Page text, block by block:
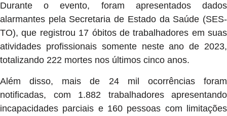
Durante o evento, foram apresentados dados
alarmantes pela Secretaria de Estado da Saúde (SES-
TO), que registrou 17 óbitos de trabalhadores em suas
atividades profissionais somente neste ano de 2023,
totalizando 222 mortes nos últimos cinco anos.
Além disso, mais de 24 mil ocorrências foram
notificadas, com 1.882 trabalhadores apresentando
incapacidades parciais e 160 pessoas com limitações